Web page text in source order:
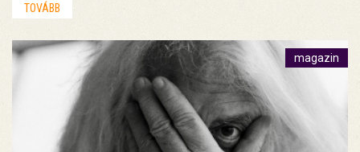
TOVÁBB
magazin